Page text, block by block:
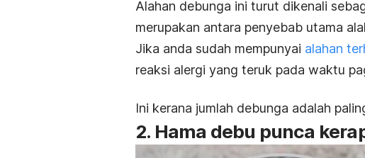
Alahan debunga ini turut dikenali
merupakan antara penyebab utama
Jika anda sudah mempunyai alahan
reaksi alergi yang teruk pada waktu
Ini kerana jumlah debunga adalah
2. Hama debu punca